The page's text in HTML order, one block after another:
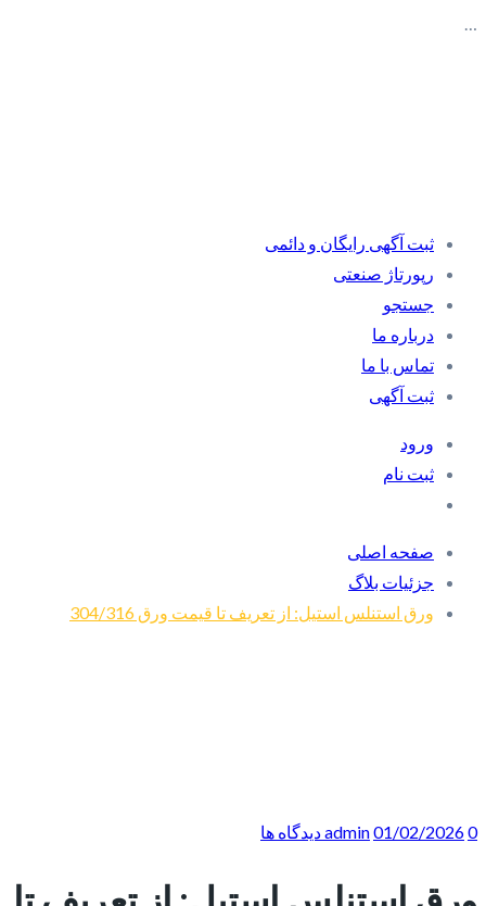
…
ثبت آگهی رایگان و دائمی
رپورتاژ صنعتی
جستجو
درباره ما
تماس با ما
ثبت آگهی
ورود
ثبت نام
صفحه اصلی
جزئیات بلاگ
ورق استنلس استیل: از تعریف تا قیمت ورق 304/316
admin01/02/20260 دیدگاه ها